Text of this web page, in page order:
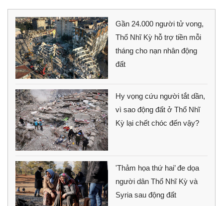
Gần 24.000 người tử vong,
Thổ Nhĩ Kỳ hỗ trợ tiền mỗi
tháng cho nạn nhân động
đất
Hy vọng cứu người tắt dần,
vì sao động đất ở Thổ Nhĩ
Kỳ lại chết chóc đến vậy?
'Thảm họa thứ hai’ đe dọa
người dân Thổ Nhĩ Kỳ và
Syria sau động đất